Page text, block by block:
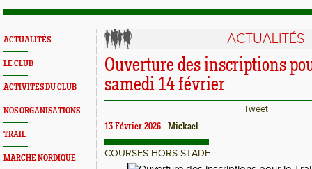
ACTUALITÉS
LE CLUB
ACTIVITES DU CLUB
NOS ORGANISATIONS
TRAIL
MARCHE NORDIQUE
ACTUALITÉS
Ouverture des inscriptions
samedi 14 février
Tweet
13 Février 2026 - Mickael
COURSES HORS STADE